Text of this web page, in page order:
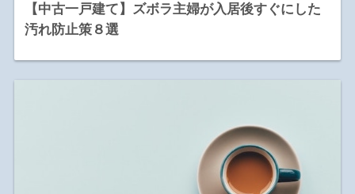
【中古一戸建て】ズボラ主婦が入居後すぐにした
汚れ防止策８選